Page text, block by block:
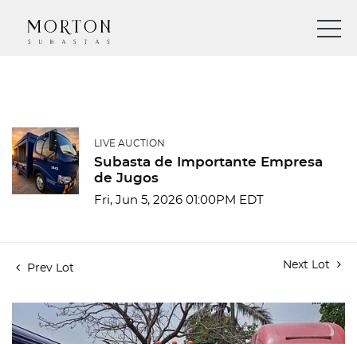
LIVE AUCTION
Subasta de Importante Empresa
de Jugos
Fri, Jun 5, 2026 01:00PM EDT
Prev Lot Next Lot